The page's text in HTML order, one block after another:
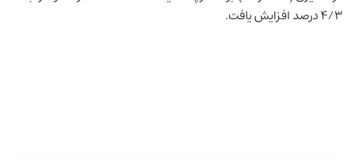
۴/۳ درصد افزایش یافت.